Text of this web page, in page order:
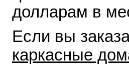
долларам в
Если вы
каркасные